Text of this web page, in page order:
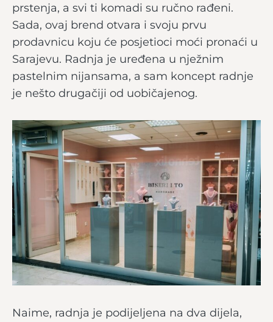
prstenja, a svi ti komadi su ručno rađeni.
Sada, ovaj brend otvara i svoju prvu
prodavnicu koju će posjetioci moći pronaći u
Sarajevu. Radnja je uređena u nježnim
pastelnim nijansama, a sam koncept radnje
je nešto drugačiji od uobičajenog.
Naime, radnja je podijeljena na dva dijela,